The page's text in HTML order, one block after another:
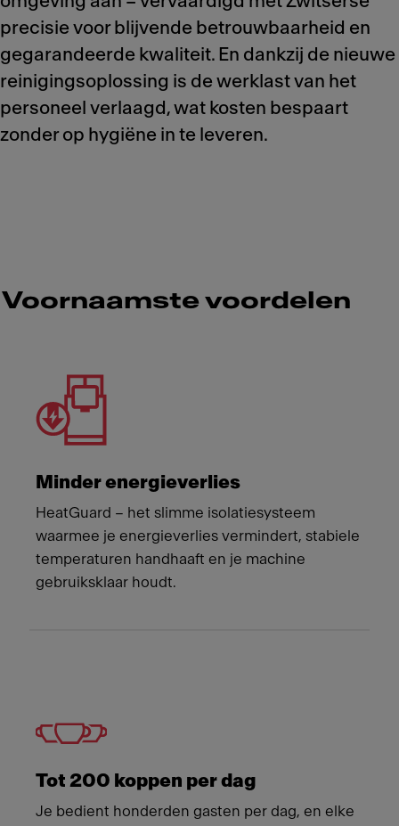
precisie voor blijvende betrouwbaarheid en
gegarandeerde kwaliteit. En dankzij de nieuwe
reinigingsoplossing is de werklast van het
personeel verlaagd, wat kosten bespaart
zonder op hygiëne in te leveren.
Voornaamste voordelen
Minder energieverlies
HeatGuard – het slimme isolatiesysteem
waarmee je energieverlies vermindert, stabiele
temperaturen handhaaft en je machine
gebruiksklaar houdt.
Tot 200 koppen per dag
Je bedient honderden gasten per dag, en elke